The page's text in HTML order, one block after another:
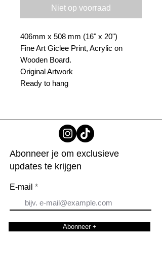
Niet op voorraad
406mm x 508 mm (16" x 20")
Fine Art Giclee Print, Acrylic on
Wooden Board.
Original Artwork
Ready to hang
Abonneer je om exclusieve
updates te krijgen
E-mail
Abonneer +